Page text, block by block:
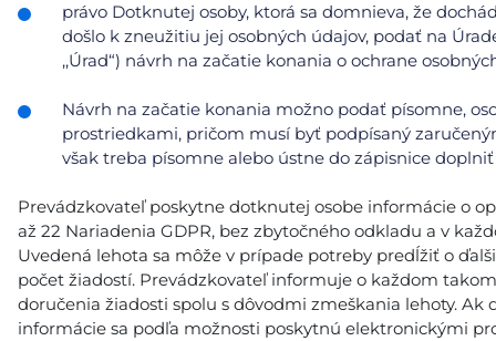
právo Dotknutej osoby, ktorá sa domnieva, že
došlo k zneužitiu jej osobných údajov, podať na
,,Úrad“) návrh na začatie konania o ochrane
Návrh na začatie konania možno podať písomne,
prostriedkami, pričom musí byť podpísaný
však treba písomne alebo ústne do zápisnice
Prevádzkovateľ poskytne dotknutej osobe informácie o
až 22 Nariadenia GDPR, bez zbytočného odkladu a v
Uvedená lehota sa môže v prípade potreby predĺžiť o
počet žiadostí. Prevádzkovateľ informuje o každom
doručenia žiadosti spolu s dôvodmi zmeškania lehoty.
informácie sa podľa možnosti poskytnú elektronickými